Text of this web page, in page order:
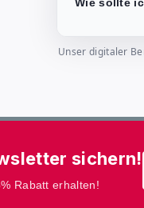
Unser digitaler
sichern!
Rabatt erhalten!